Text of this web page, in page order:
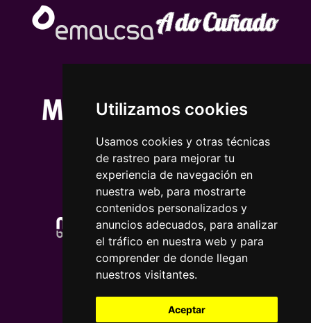
Utilizamos cookies
Usamos cookies y otras técnicas
de rastreo para mejorar tu
experiencia de navegación en
nuestra web, para mostrarte
contenidos personalizados y
anuncios adecuados, para analizar
el tráfico en nuestra web y para
comprender de donde llegan
nuestros visitantes.
Aceptar